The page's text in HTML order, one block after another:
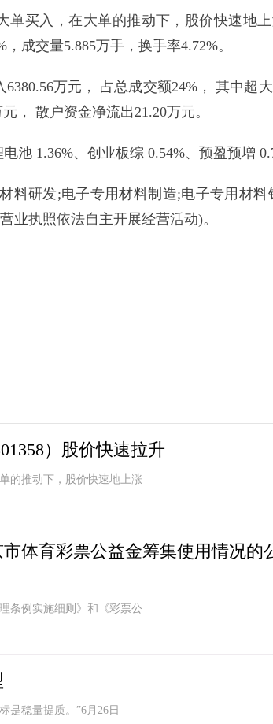
单买入，在大单的推动下，股价快速地
成交量5.885万手，换手率4.72%。
万元， 占总成交额24%， 其中超
， 散户资金净流出21.20万元。
池 1.36%、创业板综 0.54%、预盈预增
料研发;电子专用材料制造;电子专用材料
业执照依法自主开展经营活动)。
）股价快速拉升
的推动下，股价快速地上涨
体育彩票公益金筹集使用情况的
条例实施细则》和《彩票公
是稳量提质。”6月26日